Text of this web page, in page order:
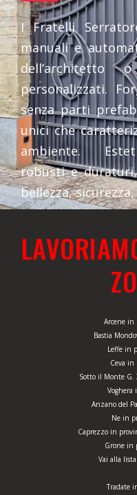
I Fratelli
manuali e
dell’architetto
personalizzati.
senza parti
unici che
ambiente.
robusti e
bellezza,
Arcene in
Bastia
Leffe in
Ceva in
Sotto il Monte G.
Voghera
Anzano del
Ne in
Caprezzo in
Grone in
Vai alla
Tradate